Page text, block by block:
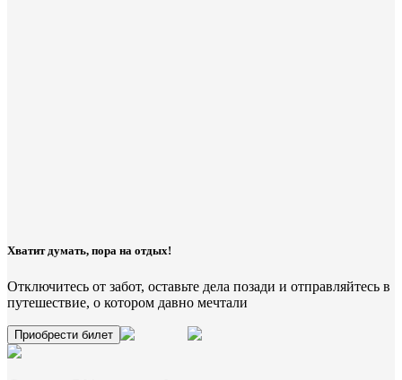
Хватит думать, пора на отдых!
Отключитесь от забот, оставьте дела позади и отправляйтесь в
путешествие, о котором давно мечтали
Приобрести билет